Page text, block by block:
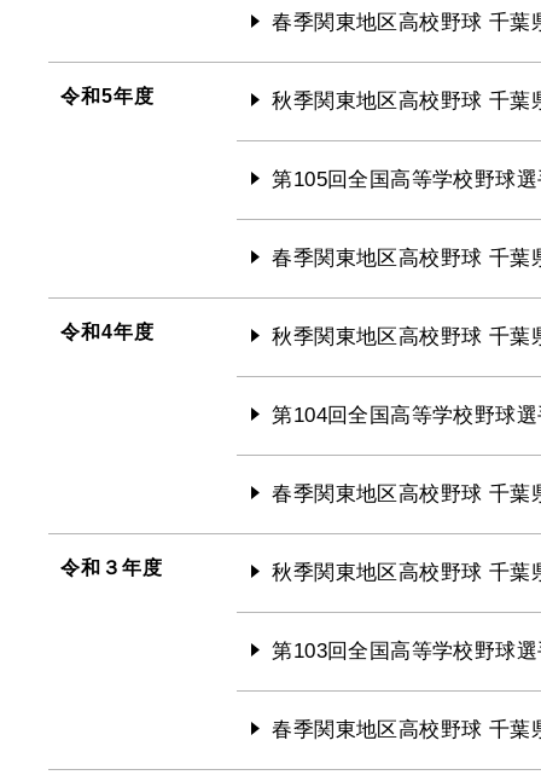
春季関東地区高校野球 千葉
令和5年度 秋季関東地区高校野球 千葉
第105回全国高等学校野球
春季関東地区高校野球 千葉
令和4年度 秋季関東地区高校野球 千葉
第104回全国高等学校野球
春季関東地区高校野球 千葉
令和３年度 秋季関東地区高校野球 千葉
第103回全国高等学校野球
春季関東地区高校野球 千葉